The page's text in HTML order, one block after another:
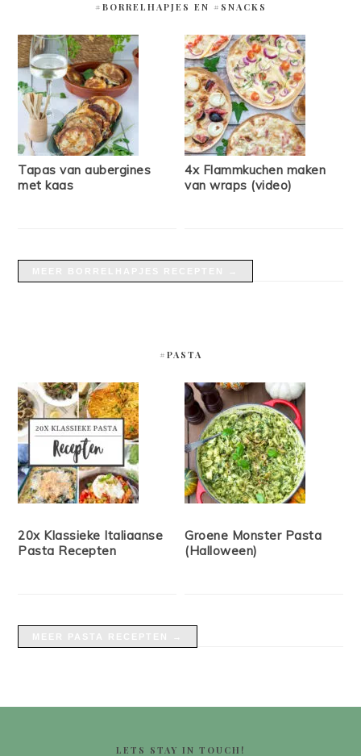
#BORRELHAPJES EN #SNACKS
Tapas van aubergines
met kaas
4x Flammkuchen maken
van wraps (video)
#PASTA
20x Klassieke Italiaanse
Pasta Recepten
Groene Monster Pasta
(Halloween)
LETS STAY IN TOUCH!